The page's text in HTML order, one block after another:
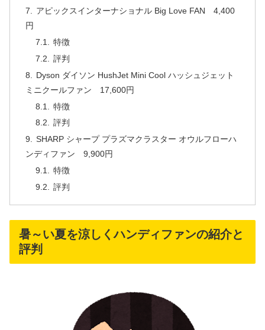
アピックスインターナショナル Big Love FAN 4,400
円
特徴
評判
Dyson ダイソン HushJet Mini Cool ハッシュジェット
ミニクールファン 17,600円
特徴
評判
SHARP シャープ プラズマクラスター オウルフローハ
ンディファン 9,900円
特徴
評判
暑～い夏を涼しくハンディファンの紹介と
評判